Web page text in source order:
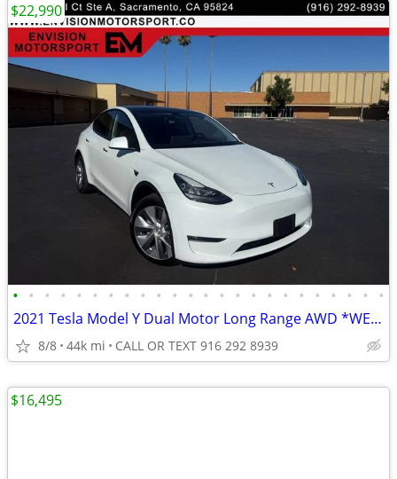
• • • • • • • • • • • • • • • • • • • • • • • •
2021 Tesla Model Y Dual Motor Long Range AWD *WE FINANCE*
8/8 44k mi CALL OR TEXT 916 292 8939
$22,990
$16,495